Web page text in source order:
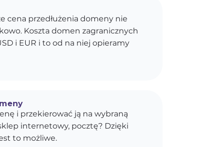
cena przedłużenia domeny nie
Koszta domen zagranicznych
i EUR i to od na niej opieramy
i przekierować ją na wybraną
internetowy, pocztę? Dzięki
to możliwe.